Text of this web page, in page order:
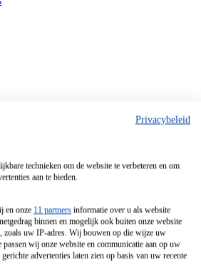
Privacybeleid
technieken om de website te verbeteren en om
aan te bieden.
en onze 11 partners informatie over u als website
binnen en mogelijk ook buiten onze website
zoals uw IP-adres. Wij bouwen op die wijze uw
wij onze website en communicatie aan op uw
advertenties laten zien op basis van uw recente